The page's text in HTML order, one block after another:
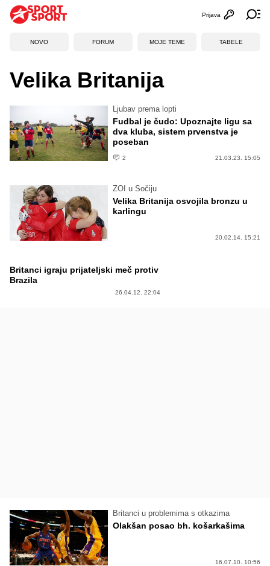
Otvori
Prijava
NOVO FORUM MOJE TEME TABELE
Velika Britanija
Ljubav prema lopti
Fudbal je čudo: Upoznajte ligu sa
dva kluba, sistem prvenstva je
poseban
2 21.03.23. 15:05
ZOI u Sočiju
Velika Britanija osvojila bronzu u
karlingu
20.02.14. 15:21
Britanci igraju prijateljski meč protiv
Brazila
26.04.12. 22:04
Britanci u problemima s otkazima
Olakšan posao bh. košarkašima
16.07.10. 10:56